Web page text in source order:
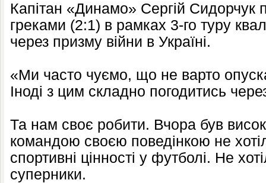
Капітан «Динамо» Сергій Сидорчук
греками (2:1) в рамках 3-го туру
через призму війни в Україні.
«Ми часто чуємо, що не варто
Іноді з цим складно погодитись
Та нам своє робити. Вчора був
командою своєю поведінкою не
спортивні цінності у футболі. Не
суперники.